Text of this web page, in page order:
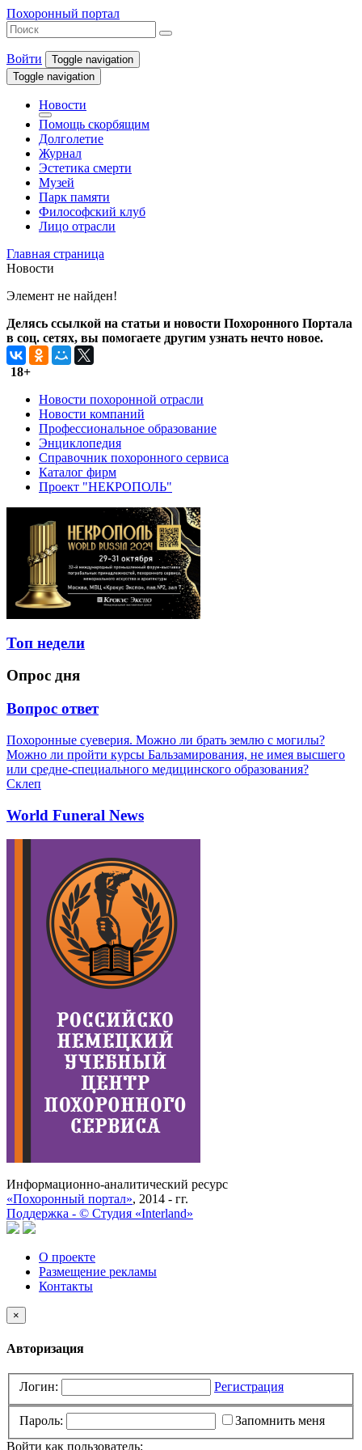
Похоронный портал
Войти
Toggle navigation
Toggle navigation
Новости
Помощь скорбящим
Долголетие
Журнал
Эстетика смерти
Музей
Парк памяти
Философский клуб
Лицо отрасли
Главная страница
Новости
Элемент не найден!
Делясь ссылкой на статьи и новости Похоронного Портала
в соц. сетях, вы помогаете другим узнать нечто новое.
18+
Новости похоронной отрасли
Новости компаний
Профессиональное образование
Энциклопедия
Справочник похоронного сервиса
Каталог фирм
Проект "НЕКРОПОЛЬ"
Топ недели
Опрос дня
Вопрос ответ
Похоронные суеверия. Можно ли брать землю с могилы?
Можно ли пройти курсы Бальзамирования, не имея высшего
или средне-специального медицинского образования?
Склеп
World Funeral News
Информационно-аналитический ресурс
«Похоронный портал», 2014 - гг.
Поддержка - © Cтудия «Interland»
О проекте
Размещение рекламы
Контакты
×
Авторизация
Логин: Регистрация
Пароль:
Запомнить меня
Войти как пользователь: